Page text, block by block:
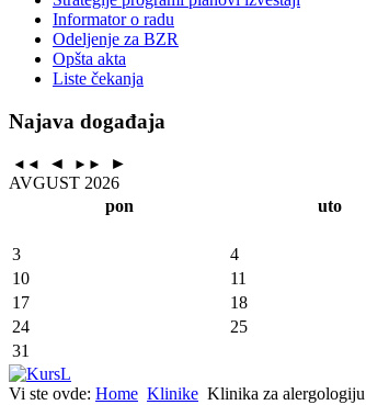
Informator o radu
Odeljenje za BZR
Opšta akta
Liste čekanja
Najava događaja
◄◄ ◄ ►►
►
AVGUST 2026
pon
uto
3
4
10
11
17
18
24
25
31
Vi ste ovde: Home Klinike Klinika za